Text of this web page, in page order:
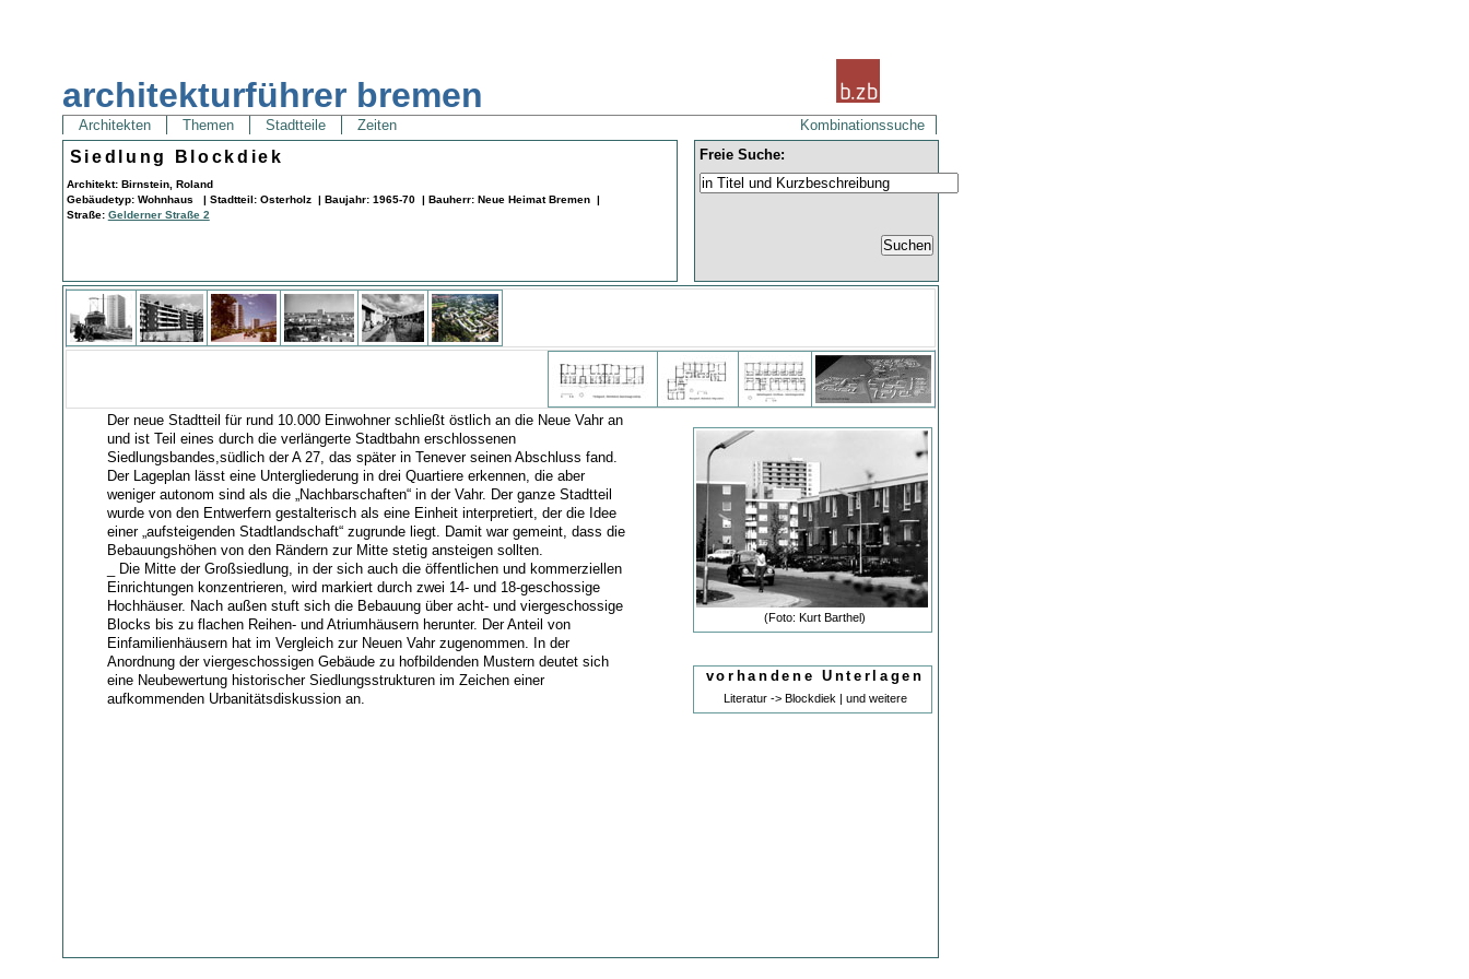
architekturführer bremen
Architekten Themen Stadtteile Zeiten Kombinationssuche
Siedlung Blockdiek
Architekt: Birnstein, Roland
Gebäudetyp: Wohnhaus | Stadtteil: Osterholz | Baujahr: 1965-70 | Bauherr: Neue Heimat Bremen |
Straße: Gelderner Straße 2
Freie Suche:
(Foto: Kurt Barthel)
vorhandene Unterlagen
Literatur -> Blockdiek | und weitere
Der neue Stadtteil für rund 10.000 Einwohner schließt östlich an die Neue Vahr an
und ist Teil eines durch die verlängerte Stadtbahn erschlossenen
Siedlungsbandes,südlich der A 27, das später in Tenever seinen Abschluss fand.
Der Lageplan lässt eine Untergliederung in drei Quartiere erkennen, die aber
weniger autonom sind als die „Nachbarschaften“ in der Vahr. Der ganze Stadtteil
wurde von den Entwerfern gestalterisch als eine Einheit interpretiert, der die Idee
einer „aufsteigenden Stadtlandschaft“ zugrunde liegt. Damit war gemeint, dass die
Bebauungshöhen von den Rändern zur Mitte stetig ansteigen sollten.
_ Die Mitte der Großsiedlung, in der sich auch die öffentlichen und kommerziellen
Einrichtungen konzentrieren, wird markiert durch zwei 14- und 18-geschossige
Hochhäuser. Nach außen stuft sich die Bebauung über acht- und viergeschossige
Blocks bis zu flachen Reihen- und Atriumhäusern herunter. Der Anteil von
Einfamilienhäusern hat im Vergleich zur Neuen Vahr zugenommen. In der
Anordnung der viergeschossigen Gebäude zu hofbildenden Mustern deutet sich
eine Neubewertung historischer Siedlungsstrukturen im Zeichen einer
aufkommenden Urbanitätsdiskussion an.